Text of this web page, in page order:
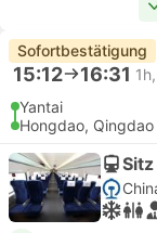
Sofortbestätigung
15:12 16:31
Yantai
Hongdao, Qingdao